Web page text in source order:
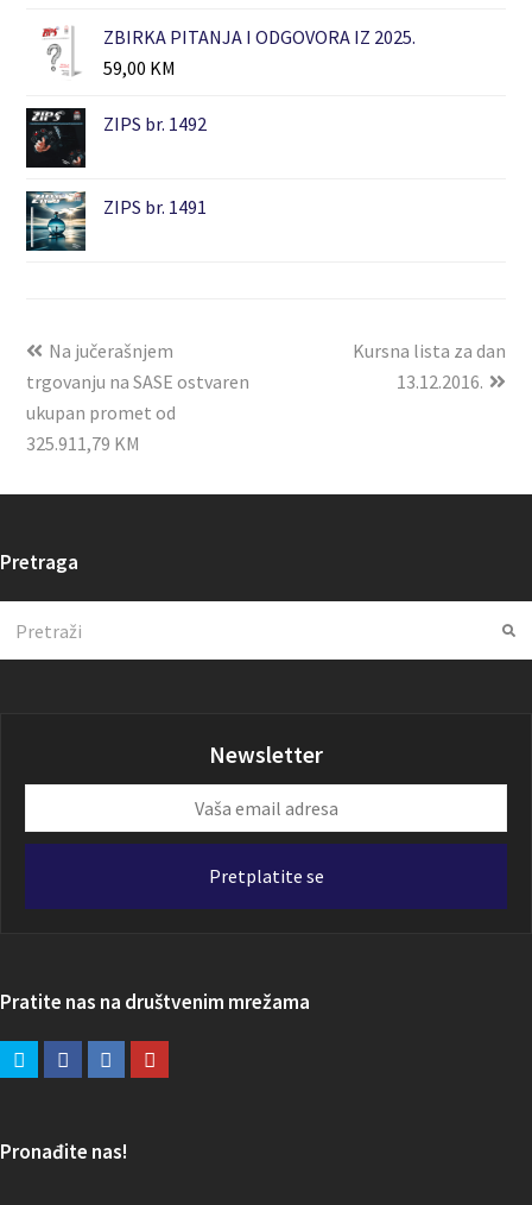
ZBIRKA PITANJA I ODGOVORA IZ 2025.
59,00 KM
ZIPS br. 1492
ZIPS br. 1491
Na jučerašnjem
trgovanju na SASE ostvaren
ukupan promet od
325.911,79 KM
Kursna lista za dan
13.12.2016.
Pretraga
Newsletter
email
Pretplatite se
Pratite nas na društvenim mrežama
Pronađite nas!